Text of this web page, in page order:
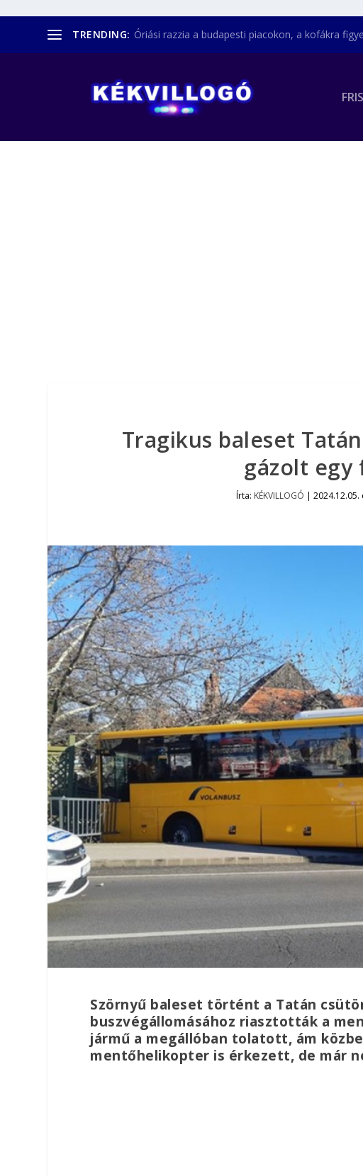
TRENDING: Óriási razzia a budapesti piacokon, a kofákra
Tragikus baleset
gázolt egy
Írta: KÉKVILLOGÓ |
Szörnyű baleset történt a Tatán
buszvégállomásához riasztották a
jármű a megállóban tolatott, ám
mentőhelikopter is érkezett, de már